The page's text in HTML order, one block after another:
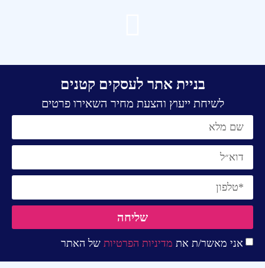
בניית אתר לעסקים קטנים
לשיחת ייעוץ והצעת מחיר השאירו פרטים
אני מאשר/ת את מדיניות הפרטיות של האתר
שליחה